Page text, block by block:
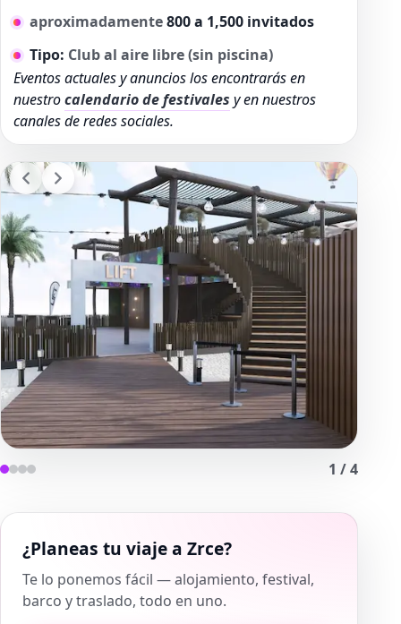
aproximadamente800 a 1,500 invitados
Tipo: Club al aire libre (sin piscina)
Eventos actuales y anuncios los encontrarás en
nuestrocalendario de festivales y en nuestros
canales de redes sociales.
1 /4
¿Planeas tu viaje a Zrce?
Te lo ponemos fácil — alojamiento, festival,
barco y traslado, todo en uno.